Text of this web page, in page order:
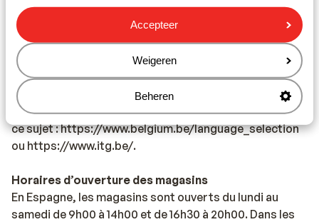
Accepteer
Weigeren
Beheren
responsabilité. Sunweb ne peut en être tenu
responsable
Vaccination
Pour les voyageurs à destination de l’Espagne, aucune
vaccination n’est nécessaire. Cependant, vous
trouverez ci-joint des informations plus précises sur
ce sujet : https://www.belgium.be/language_selection
ou https://www.itg.be/.
Horaires d’ouverture des magasins
En Espagne, les magasins sont ouverts du lundi au
samedi de 9h00 à 14h00 et de 16h30 à 20h00. Dans les